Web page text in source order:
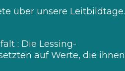
über unsere Leitbildtage.
: Die Lessing-
auf Werte, die ihnen